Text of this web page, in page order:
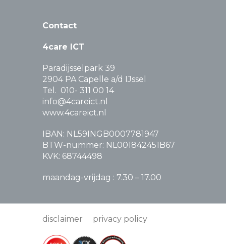
Contact
4care ICT
Paradijsselpark 39
2904 PA Capelle a/d IJssel
Tel. 010- 311 00 14
info@4careict.nl
www.4careict.nl
IBAN: NL59INGB0007781947
BTW-nummer: NL001842451B67
KVK: 68744498
maandag-vrijdag : 7.30 – 17.00
disclaimer privacy policy